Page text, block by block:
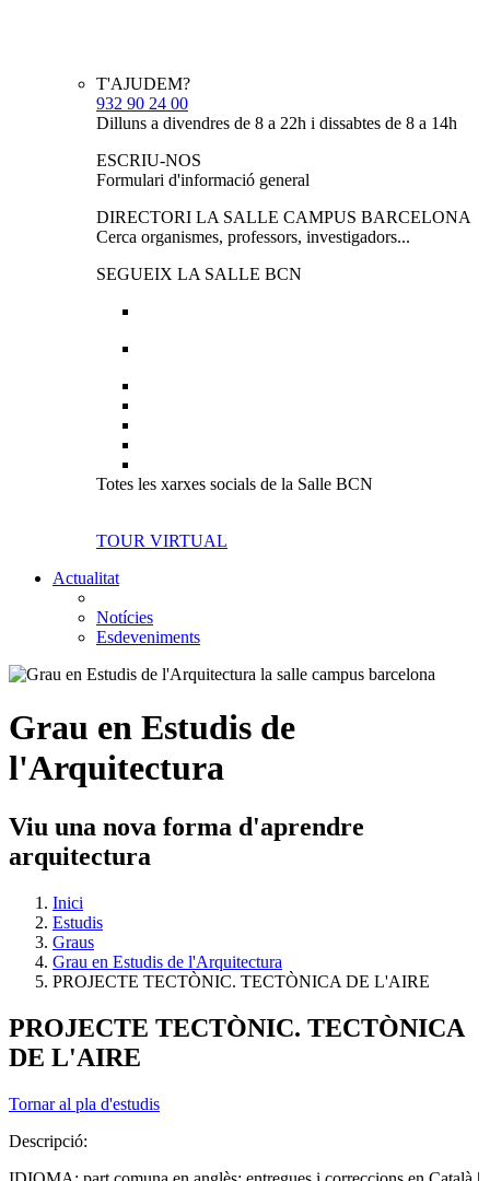
T'AJUDEM?
932 90 24 00
Dilluns a divendres de 8 a 22h i dissabtes de 8 a 14h
ESCRIU-NOS
Formulari d'informació general
DIRECTORI LA SALLE CAMPUS BARCELONA
Cerca organismes, professors, investigadors...
SEGUEIX LA SALLE BCN
Totes les xarxes socials de la Salle BCN
TOUR VIRTUAL
Actualitat
Notícies
Esdeveniments
Grau en Estudis de
l'Arquitectura
Viu una nova forma d'aprendre
arquitectura
Inici
Estudis
Graus
Grau en Estudis de l'Arquitectura
PROJECTE TECTÒNIC. TECTÒNICA DE L'AIRE
PROJECTE TECTÒNIC. TECTÒNICA
DE L'AIRE
Tornar al pla d'estudis
Descripció: